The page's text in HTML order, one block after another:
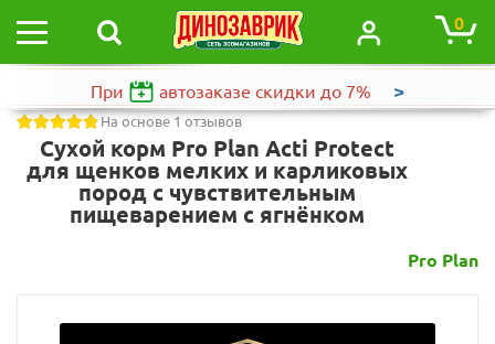
0
При автозаказе скидки до 7% >
На основе 1 отзывов
Сухой корм Pro Plan Acti Protect
для щенков мелких и карликовых
пород с чувствительным
пищеварением с ягнёнком
Pro Plan